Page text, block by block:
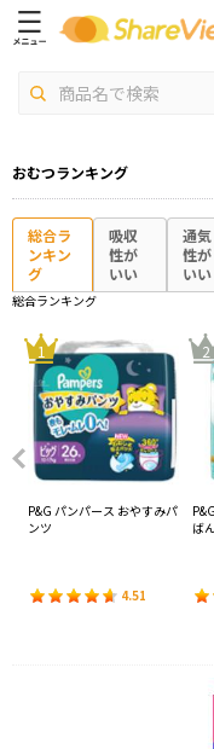
おむつランキング
総合ラ
ンキン
グ
吸収
性が
いい
通気
性が
いい
総合ランキング
1
P&G パンパース おやすみパ
ンツ
4.51
2
ば